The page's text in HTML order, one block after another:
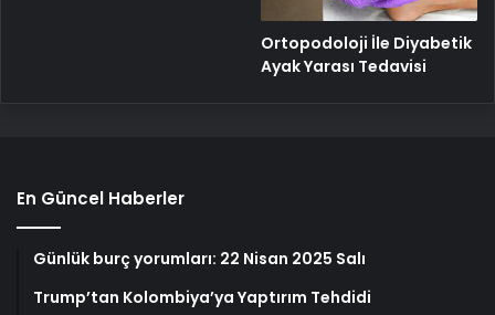
Ortopodoloji İle Diyabetik
Ayak Yarası Tedavisi
En Güncel Haberler
Günlük burç yorumları: 22 Nisan 2025 Salı
Trump’tan Kolombiya’ya Yaptırım Tehdidi